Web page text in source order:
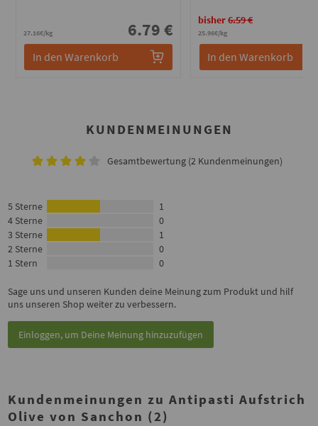
27.16€/kg 6.79 €
In den Warenkorb
25.96€/kg
bisher6.59 €
In den Warenkorb
KUNDENMEINUNGEN
Gesamtbewertung (2 Kundenmeinungen)
5 Sterne
1
4 Sterne
0
3 Sterne
1
2 Sterne
0
1 Stern
0
Sage uns und unseren Kunden deine Meinung zum Produkt und hilf
uns unseren Shop weiter zu verbessern.
Einloggen, um Deine Meinung hinzuzufügen
Kundenmeinungen zu Antipasti Aufstrich
Olive von Sanchon (2)